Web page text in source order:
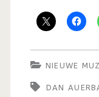
NIEUWE
DAN